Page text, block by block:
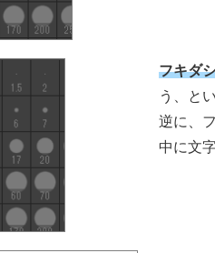
フキダ
う、と
逆に、
中に文